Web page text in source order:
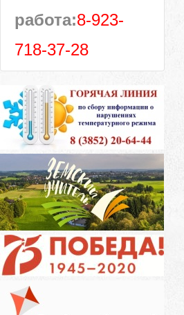
работа:8-923-
718-37-28